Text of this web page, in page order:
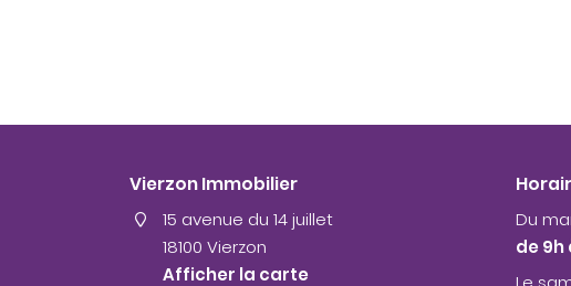
Vierzon Immobilier
15 avenue du 14 juillet
18100 Vierzon
Afficher la carte
Du
de 9h